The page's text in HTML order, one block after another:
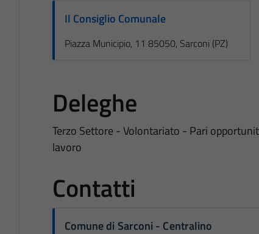
Il Consiglio Comunale
Piazza Municipio, 11 85050, Sarconi (PZ)
Deleghe
Terzo Settore - Volontariato - Pari
lavoro
Contatti
Comune di Sarconi - Centralino